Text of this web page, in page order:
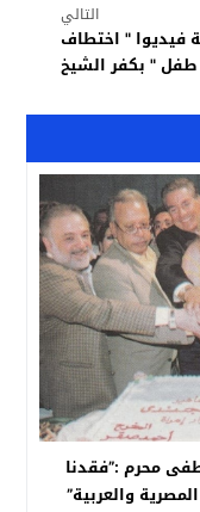
التالي
فيديوا " اختطاف
طفل " بكفر الشيخ
محرم :”فقدنا
والعربية”